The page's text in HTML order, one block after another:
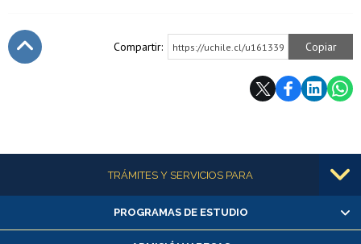
Compartir: https://uchile.cl/u161339 Copiar
Más informaciónTRÁMITES Y SERVICIOS PARA
Alumnas/os y exalumnas/os
Matrícula en línea
PROGRAMAS DE ESTUDIO